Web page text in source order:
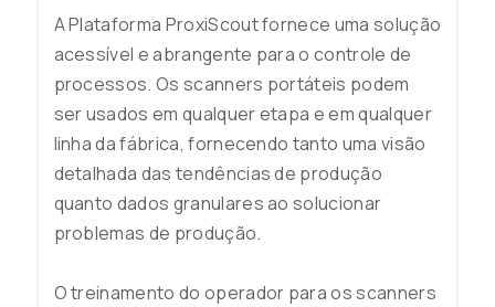
A Plataforma ProxiScout fornece uma solução
acessível e abrangente para o controle de
processos. Os scanners portáteis podem
ser usados em qualquer etapa e em qualquer
linha da fábrica, fornecendo tanto uma visão
detalhada das tendências de produção
quanto dados granulares ao solucionar
problemas de produção.
O treinamento do operador para os scanners